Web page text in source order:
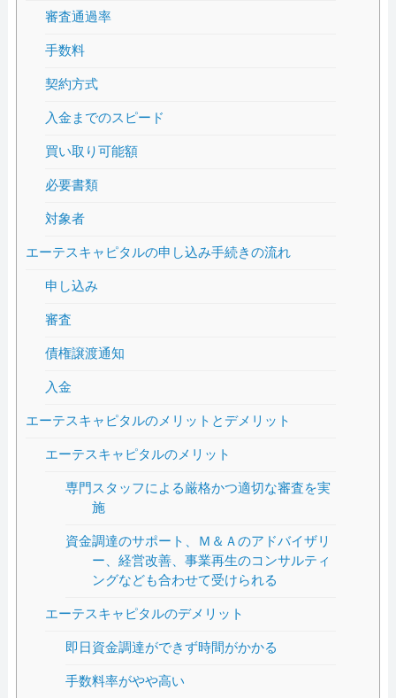
審査通過率
手数料
契約方式
入金までのスピード
買い取り可能額
必要書類
対象者
エーテスキャピタルの申し込み手続きの流れ
申し込み
審査
債権譲渡通知
入金
エーテスキャピタルのメリットとデメリット
エーテスキャピタルのメリット
専門スタッフによる厳格かつ適切な審査を実
施
資金調達のサポート、Ｍ＆Ａのアドバイザリ
ー、経営改善、事業再生のコンサルティ
ングなども合わせて受けられる
エーテスキャピタルのデメリット
即日資金調達ができず時間がかかる
手数料率がやや高い